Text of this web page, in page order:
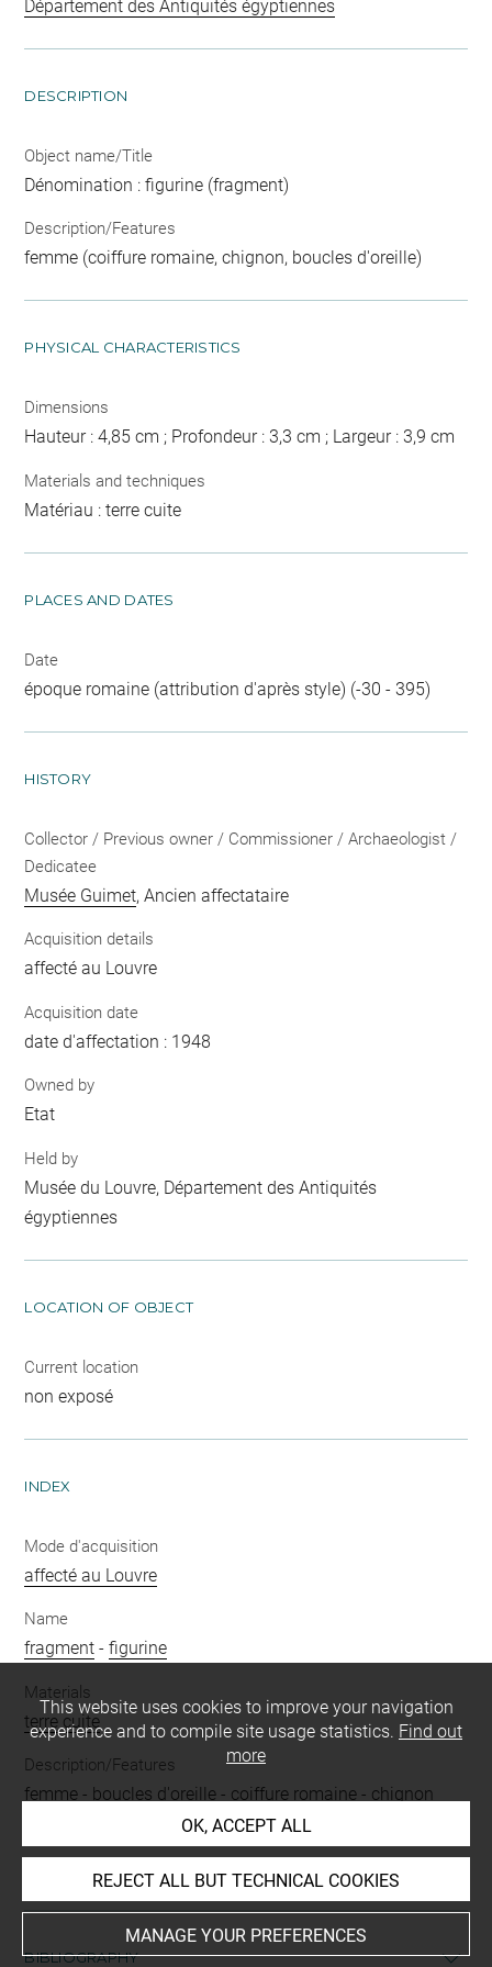
Département des Antiquités égyptiennes
DESCRIPTION
Object name/Title
Dénomination : figurine (fragment)
Description/Features
femme (coiffure romaine, chignon, boucles d'oreille)
PHYSICAL CHARACTERISTICS
Dimensions
Hauteur : 4,85 cm ; Profondeur : 3,3 cm ; Largeur : 3,9 cm
Materials and techniques
Matériau : terre cuite
PLACES AND DATES
Date
époque romaine (attribution d'après style) (-30 - 395)
HISTORY
Collector / Previous owner / Commissioner / Archaeologist /
Dedicatee
Musée Guimet, Ancien affectataire
Acquisition details
affecté au Louvre
Acquisition date
date d'affectation : 1948
Owned by
Etat
Held by
Musée du Louvre, Département des Antiquités
égyptiennes
LOCATION OF OBJECT
Current location
non exposé
INDEX
Mode d'acquisition
affecté au Louvre
Name
fragment -figurine
Materials
terre cuite
Description/Features
femme - boucles d'oreille - coiffure romaine - chignon
BIBLIOGRAPHY
This website uses cookies to improve your navigation
experience and to compile site usage statistics. Find out
more
OK, ACCEPT ALL
REJECT ALL BUT TECHNICAL COOKIES
MANAGE YOUR PREFERENCES